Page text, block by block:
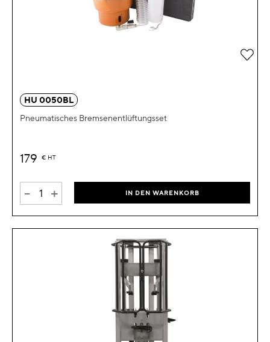
HU 0050BL
Pneumatisches Bremsenentlüftungsset
179 € HT
- + IN DEN WARENKORB
Zur